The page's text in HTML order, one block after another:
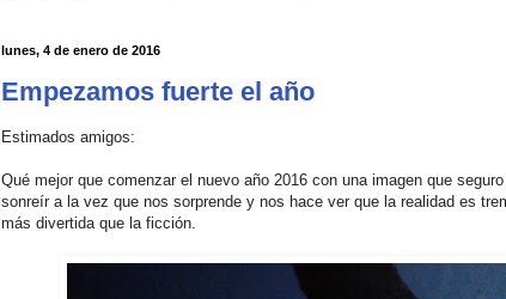
lunes, 4 de enero de 2016
Empezamos fuerte el año
Estimados amigos:
Qué mejor que comenzar el nuevo año 2016 con una imagen que
sonreír a la vez que nos sorprende y nos hace ver que la realidad es
más divertida que la ficción.